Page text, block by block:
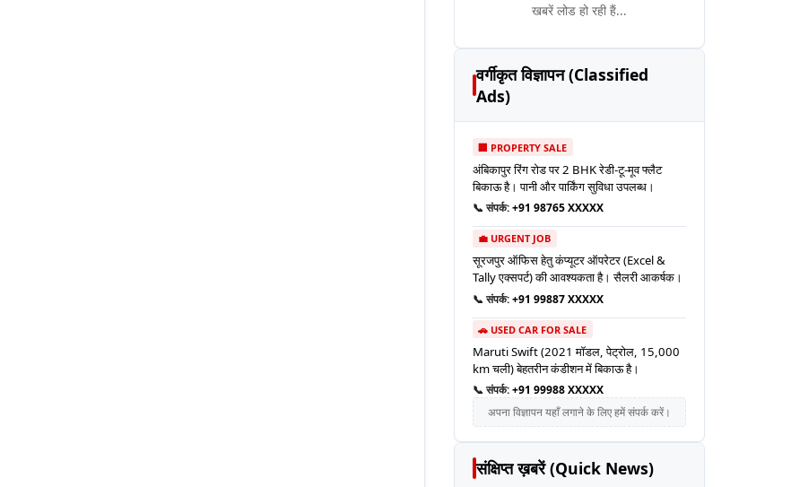
खबरें लोड हो रही हैं...
वर्गीकृत विज्ञापन (Classified
Ads)
🏢 PROPERTY SALE
अंबिकापुर रिंग रोड पर 2 BHK रेडी-टू-मूव फ्लैट
बिकाऊ है। पानी और पार्किंग सुविधा उपलब्ध।
📞 संपर्क:+91 98765 XXXXX
💼 URGENT JOB
सूरजपुर ऑफिस हेतु कंप्यूटर ऑपरेटर (Excel &
Tally एक्सपर्ट) की आवश्यकता है। सैलरी आकर्षक।
📞 संपर्क:+91 99887 XXXXX
🚗 USED CAR FOR SALE
Maruti Swift (2021 मॉडल, पेट्रोल, 15,000
km चली) बेहतरीन कंडीशन में बिकाऊ है।
📞 संपर्क:+91 99988 XXXXX
अपना विज्ञापन यहाँ लगाने के लिए हमें संपर्क करें।
संक्षिप्त ख़बरें (Quick News)